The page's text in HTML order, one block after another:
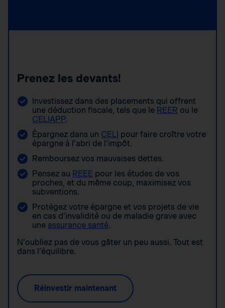
Prenez les devants!
Investissez dans des placements qui offrent
une déduction fiscale, tels que le REER ou le
CELIAPP.
Épargnez dans un CELI pour faire croître votre
épargne à l’abri de l’impôt.
Remboursez vos mauvaises dettes.
Pensez au REEE pour les études de vos
proches, et du même coup, maximisez vos
subventions.
Protégez votre épargne et vos projets de vie
en cas d’invalidité ou de maladie grave avec
une assurance santé.
N’oubliez pas de vous gâter un peu aussi. Tout est
dans l’équilibre.
Réinvestir maintenant